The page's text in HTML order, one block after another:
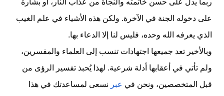
ربما يدل على حسن خاتمته والنجاة من عذاب النار، أو بشارة
على دخوله الجنة في الآخرة. ولكن هذه الأشياء في علم الغيب
الذي يعرفه الله وحده، فليس لنا إلا الدعاء بها.
وبالأخير تعد جميعها اجتهادات تنسب إلى العلماء والمفسرين،
ولم تأتي في أعقابها أدلة شرعية. لهذا يُحبذ تفسير الرؤى من
قبل المتخصصين، ونحن في عبر نسعى لمساعدتك في هذا